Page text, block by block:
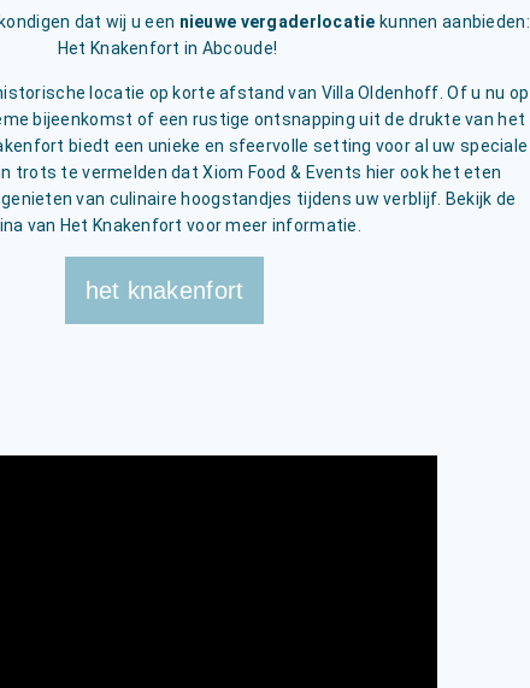
dat wij u een nieuwe vergaderlocatie kunnen aanbieden:
Het Knakenfort in Abcoude!
locatie op korte afstand van Villa Oldenhoff. Of u nu op
bijeenkomst of een rustige ontsnapping uit de drukte van het
biedt een unieke en sfeervolle setting voor al uw speciale
trots te vermelden dat Xiom Food & Events hier ook het eten
van culinaire hoogstandjes tijdens uw verblijf. Bekijk de
van Het Knakenfort voor meer informatie.
het knakenfort